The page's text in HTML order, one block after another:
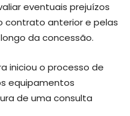
eventuais prejuízos
contrato anterior e pelas
da concessão.
iniciou o processo de
equipamentos
de uma consulta